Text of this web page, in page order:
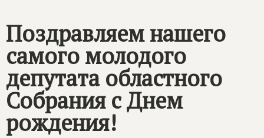
Поздравляем нашего
самого молодого
депутата областного
Собрания с Днем
рождения!